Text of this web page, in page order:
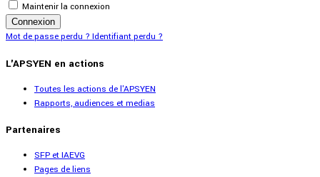
Maintenir la connexion
Connexion
Mot de passe perdu ?Identifiant perdu ?
L'APSYEN en actions
Toutes les actions de l'APSYEN
Rapports, audiences et medias
Partenaires
SFP et IAEVG
Pages de liens